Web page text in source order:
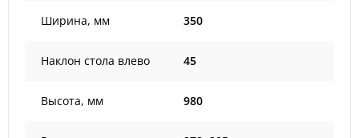
Ширина, мм 350
Наклон стола влево 45
Высота, мм 980